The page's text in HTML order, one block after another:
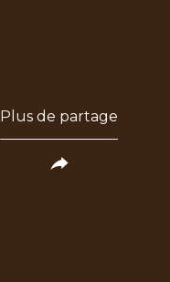
Plus de partage